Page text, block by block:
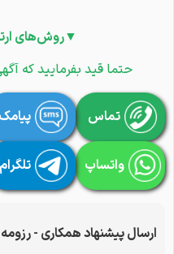
▼روش‌های
حتما قید بفرمایید که
تماس پیامک
واتساپ تلگرام
ارسال پیشنهاد همکاری - رزومه